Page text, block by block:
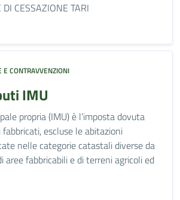
CESSAZIONE TARI
E CONTRAVVENZIONI
IMU
propria (IMU) è l’imposta dovuta
fabbricati, escluse le abitazioni
nelle categorie catastali diverse da
fabbricabili e di terreni agricoli ed